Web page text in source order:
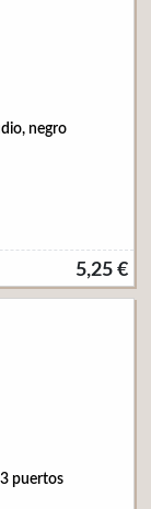
negro
5,25 €
puertos